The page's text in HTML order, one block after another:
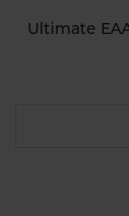
Ultimate